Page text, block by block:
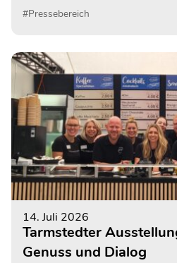
rund 130.000 Quadratmeter
Mitmachangebot vertreten.
#Pressebereich
14. Juli 2026
Tarmstedter
Genuss und Dialog